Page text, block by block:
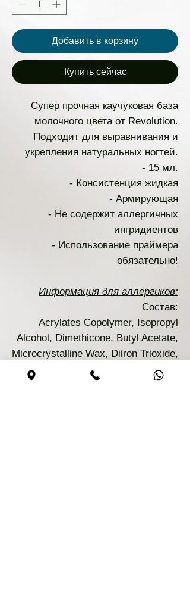
Добавить в корзину
Купить сейчас
Супер прочная каучуковая база
молочного цвета от Revolution.
Подходит для выравнивания и
укрепления натуральных ногтей.
- 15 мл.
- Консистенция жидкая
- Армирующая
- Не содержит аллергичных
ингридиентов
- Использование праймера
обязательно!
Информация для аллергиков:
Состав:
Acrylates Copolymer, Isopropyl
Alcohol, Dimethicone, Butyl Acetate,
Microcrystalline Wax, Diiron Trioxide,
Iron Hydroxide Oxide Yellow,
Titanium Dioxyde